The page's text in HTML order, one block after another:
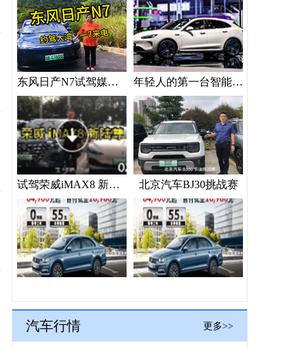
东风日产N7试驾媒体“验货” 年轻人的第一台智能座驾？问界新M5 Ultra上海车展抢镜
试驾荣威iMAX8 新陆尊 北京汽车BJ30挑战赛
汽车行情 更多>>